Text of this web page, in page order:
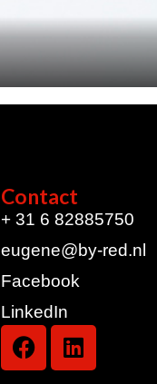
Contact
+ 31 6 82885750
eugene@by-red.nl
Facebook
LinkedIn